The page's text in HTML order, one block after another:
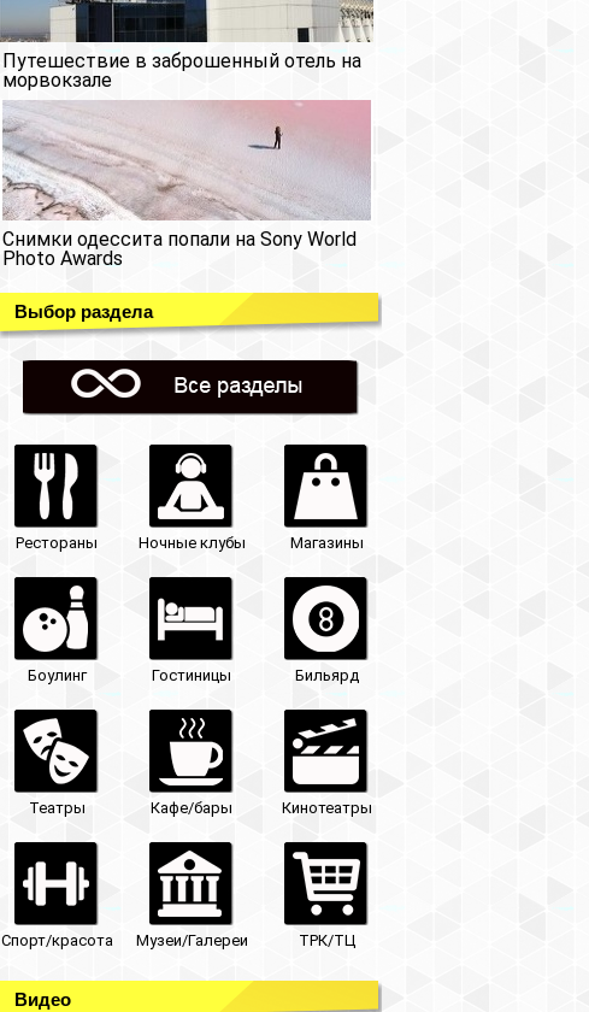
Путешествие в заброшенный отель на
морвокзале
Снимки одессита попали на Sony World
Photo Awards
Выбор раздела
Рестораны Ночные клубы Магазины
Боулинг Гостиницы Бильярд
Театры Кафе/бары Кинотеатры
Спорт/красота Музеи/Галереи ТРК/ТЦ
Видео